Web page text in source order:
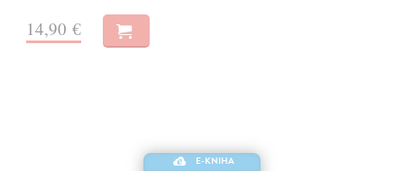
14,90 €
E-KNIHA